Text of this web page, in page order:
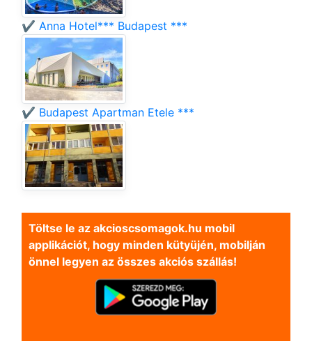
✔️ Anna Hotel*** Budapest ***
✔️ Budapest Apartman Etele ***
Töltse le az akcioscsomagok.hu mobil
applikációt, hogy minden kütyüjén, mobilján
önnel legyen az összes akciós szállás!